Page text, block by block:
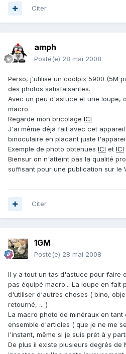
Citer
amph
Posté(e) 28 mai 2008
Perso, j'utilise un coolpix 5900 (5M
des photos satisfaisantes.
Avec un peu d'astuce et une loupe,
macro.
Regarde mon bricolage ICI
J'ai même déja fait avec cet
binoculaire en placant juste
Exemple de photo obtenues ICI et ICI
Biensur on n'atteint pas la qualité
suffisant pour une publication sur le
Citer
1GM
Posté(e) 28 mai 2008
Il y a tout un tas d'astuce pour faire
pas équipé macro... La loupe en fait
d'utiliser d'autres choses ( bino,
retourné, ... )
La macro photo de minéraux en
ensemble d'articles ( que je ne me
l'instant, même si je suis prèt à y
De plus il existe plusieurs degrés de